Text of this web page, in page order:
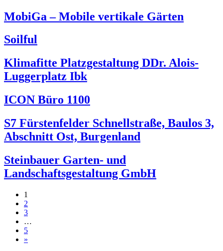
MobiGa – Mobile vertikale Gärten
Soilful
Klimafitte Platzgestaltung DDr. Alois-
Luggerplatz Ibk
ICON Büro 1100
S7 Fürstenfelder Schnellstraße, Baulos 3,
Abschnitt Ost, Burgenland
Steinbauer Garten- und
Landschaftsgestaltung GmbH
Beitragsnavigation
1
2
3
…
5
»